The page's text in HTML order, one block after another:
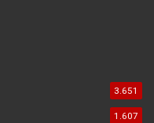
3.651
1.607